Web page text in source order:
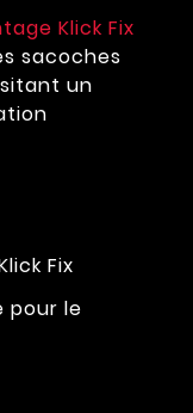
Klick Fix
sacoches
un
Fix
pour le